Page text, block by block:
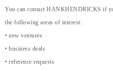
You can contact HANKHENDRICKS if
the following areas of interest:
• new ventures
• business deals
• reference requests